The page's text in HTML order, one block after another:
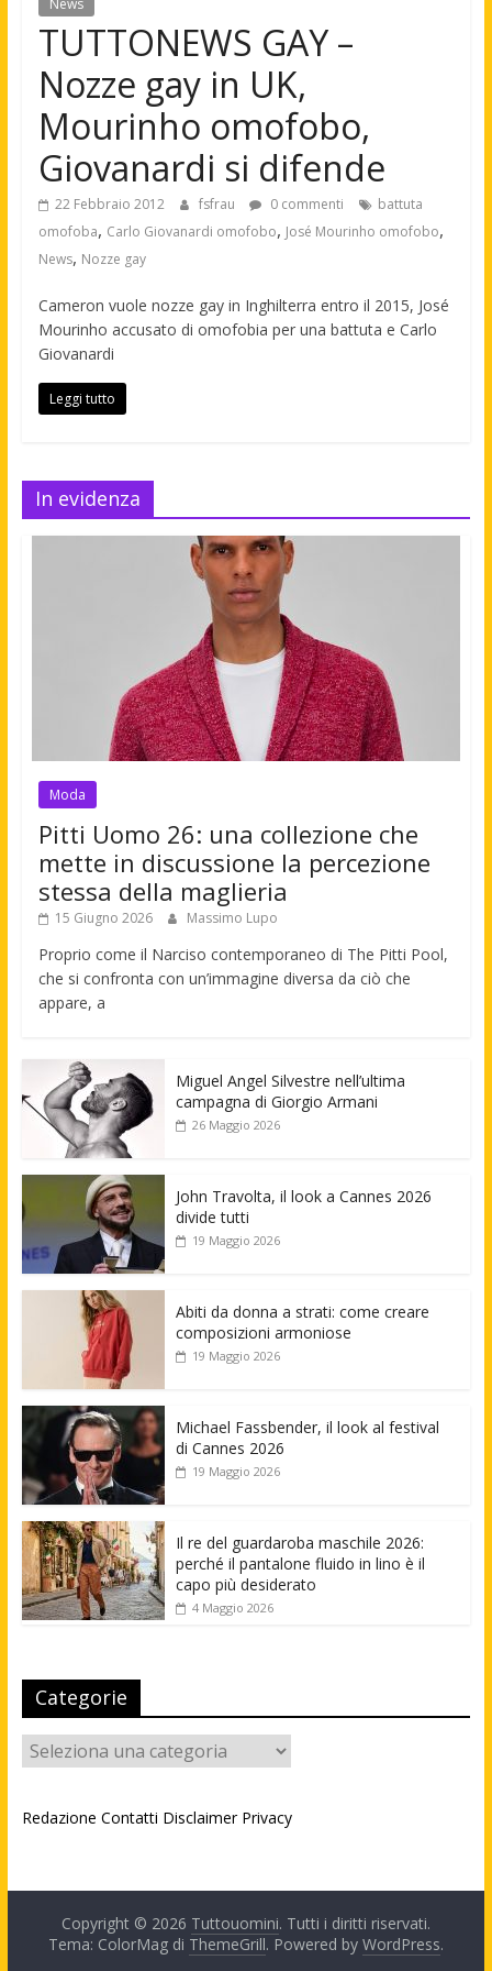
News
TUTTONEWS GAY –
Nozze gay in UK,
Mourinho omofobo,
Giovanardi si difende
22 Febbraio 2012 fsfrau 0 commenti
battuta
omofoba, Carlo Giovanardi omofobo, José Mourinho omofobo,
News, Nozze gay
Cameron vuole nozze gay in Inghilterra entro il 2015, José
Mourinho accusato di omofobia per una battuta e Carlo
Giovanardi
Leggi tutto
In evidenza
Moda
Pitti Uomo 26: una collezione che
mette in discussione la percezione
stessa della maglieria
15 Giugno 2026 Massimo Lupo
Proprio come il Narciso contemporaneo di The Pitti Pool,
che si confronta con un’immagine diversa da ciò che
appare, a
Miguel Angel Silvestre nell’ultima
campagna di Giorgio Armani
26 Maggio 2026
John Travolta, il look a Cannes 2026
divide tutti
19 Maggio 2026
Abiti da donna a strati: come creare
composizioni armoniose
19 Maggio 2026
Michael Fassbender, il look al festival
di Cannes 2026
19 Maggio 2026
Il re del guardaroba maschile 2026:
perché il pantalone fluido in lino è il
capo più desiderato
4 Maggio 2026
Categorie
Categorie
Redazione Contatti Disclaimer Privacy
Copyright © 2026 Tuttouomini. Tutti i diritti riservati.
Tema: ColorMag di ThemeGrill. Powered by WordPress.